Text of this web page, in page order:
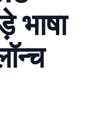
भाषा